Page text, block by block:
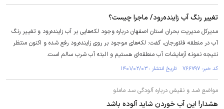
تغییر رنگ آب زاینده‌رود/ ماجرا چیست؟
مدیرکل مدیریت بحران استان اصفهان درباره وجود لکه‌هایی بر آب زاینده‌رود و تغییر رنگ
آب در منطقه فلاورجان، گفت: لکه‌های موجود بر روی زاینده‌رود رفع شده و اکنون منتظر
نتیجه نمونه آزمایشات آب منطقه‌ای هستیم و البته آب شرب سالم است.
کد خبر: ۷۶۶۷۹۷ تاریخ انتشار : ۱۴۰۱/۰۲/۰۳
مواضع ضد و نقیض درباره آلودگی سد ماملو
هشدار! این آب خوردن شاید آلوده باشد